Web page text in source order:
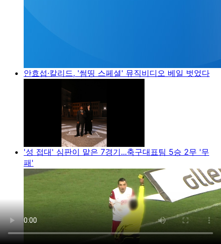
안효섭·칼리드, '썸띵 스페셜' 뮤직비디오 베일 벗었다
'성 접대' 심판이 맡은 7경기...축구대표팀 5승 2무 '무
패'